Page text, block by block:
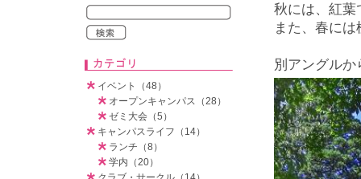
秋には、紅葉
また、春に
別アングル
イベント（48）
オープンキャンパス（28）
ゼミ大会（5）
キャンパスライフ（14）
ランチ（8）
学内（20）